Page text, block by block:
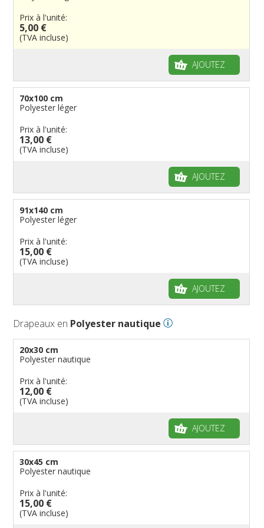
Régions reste du monde
Provinces néerlandaises
Cantons suisses
Drapeaux de courtoisie
Français
Drapeaux organisations internationales
Drapeaux publicitaires
Drapeaux groupes ethniques & nations non
Fanions personnalisés
Drapeaux à voile et à goutte
Drapeaux pirates
Drapeaux de table
Prix à l'unité:
5,00 €
(TVA incluse)
AJOUTEZ
70x100 cm
Polyester léger
Prix à l'unité:
13,00 €
(TVA incluse)
AJOUTEZ
91x140 cm
Polyester léger
Prix à l'unité:
15,00 €
(TVA incluse)
AJOUTEZ
Drapeaux en Polyester nautique
20x30 cm
Polyester nautique
Prix à l'unité:
12,00 €
(TVA incluse)
AJOUTEZ
30x45 cm
Polyester nautique
Prix à l'unité:
15,00 €
(TVA incluse)